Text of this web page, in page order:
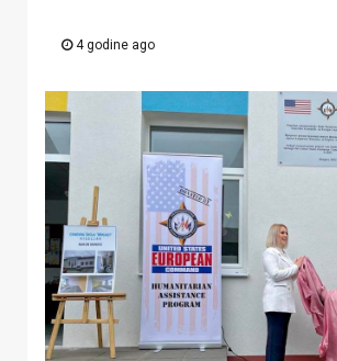
4 godine ago